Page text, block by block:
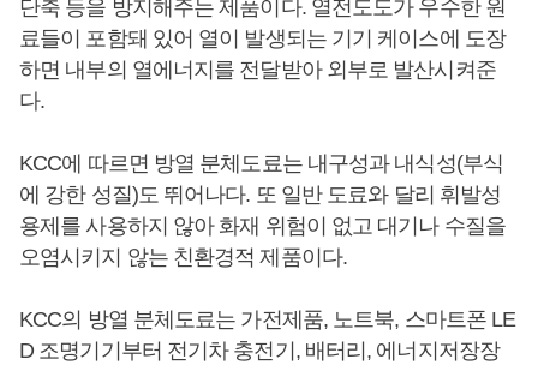
단축 등을 방지해주는 제품이다. 열전도도가 우수한 원
료들이 포함돼 있어 열이 발생되는 기기 케이스에 도장
하면 내부의 열에너지를 전달받아 외부로 발산시켜준
다.
KCC에 따르면 방열 분체도료는 내구성과 내식성(부식
에 강한 성질)도 뛰어나다. 또 일반 도료와 달리 휘발성
용제를 사용하지 않아 화재 위험이 없고 대기나 수질을
오염시키지 않는 친환경적 제품이다.
KCC의 방열 분체도료는 가전제품, 노트북, 스마트폰 LE
D 조명기기부터 전기차 충전기, 배터리, 에너지저장장